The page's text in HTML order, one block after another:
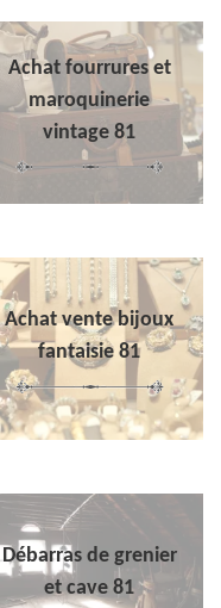
Achat fourrures et
maroquinerie
vintage 81
Achat vente bijoux
fantaisie 81
Débarras de grenier
et cave 81